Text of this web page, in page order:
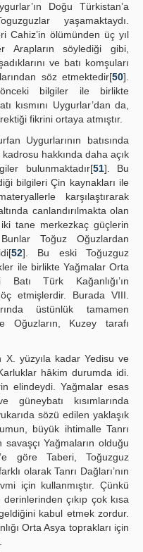
Doğu Türkistan’a
yaşamaktaydı.
Cahiz’in ölümünden üç yıl
söylediği gibi,
ve batı komşuları
söz etmektedir[50].
bilgiler ile birlikte
kısmını Uygurlar’dan da,
fikrini ortaya atmıştır.
Uygurlarının batısında
hakkında daha açık
bulunmaktadır[51]. Bu
bilgileri Çin kaynakları ile
karşılaştırarak
canlandırılmakta olan
iki tane merkezkaç güçlerin
Toğuz Oğuzlardan
52]. Bu eski Toğuzguz
ile birlikte Yağmalar Orta
Türk Kağanlığı’ın
etmişlerdir. Burada VIII.
üstünlük tamamen
Oğuzların, Kuzey tarafı
X. yüzyıla kadar Yedisu ve
hâkim durumda idi.
elindeydi. Yağmalar esas
güneybatı kısımlarında
sözü edilen yaklaşık
büyük ihtimalle Tanrı
Yağmaların olduğu
göre Taberi, Toğuzguz
olarak Tanrı Dağları’nın
için kullanmıştır. Çünkü
çıkıp çok kısa
kabul etmek zordur.
Orta Asya toprakları için